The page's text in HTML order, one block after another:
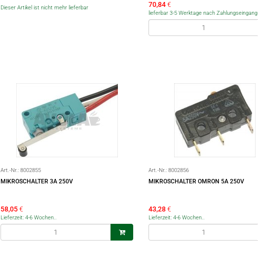
Dieser Artikel ist nicht mehr lieferbar 70,84€
lieferbar 3-5 Werktage nach Zahlungseingang
Art.-Nr.: 8002855
MIKROSCHALTER 3A 250V
58,05€
Lieferzeit: 4-6 Wochen..
Art.-Nr.: 8002856
MIKROSCHALTER OMRON 5A 250V
43,28€
Lieferzeit: 4-6 Wochen..